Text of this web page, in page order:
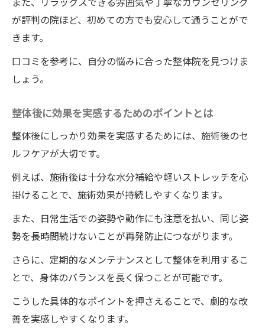
肩甲骨はがしや筋膜リリースの整体院ワイ
ルドボディの効果
消できる理由とは
整体院ワイルドボディの継続で得られる健
康メリットまとめ
整体院ワイルドボディの施術による日常生
活の質向上のコツを伝授
整体の効果を長持ちさせる生活習慣のヒント
整体後の効果を保つためのセルフケア習慣
整体と相性の良いストレッチやエクササイ
ズ
整体の効果を高める日常の姿勢改善ポイン
整体通いを続けるためのモチベーション維
持法
が評判の院ほど、初めての方でも安心して通うことがで
きます。
口コミを参考に、自分の悩みに合った整体院を見つけま
しょう。
整体後に効果を実感するためのポイントとは
整体後にしっかり効果を実感するためには、施術後のセ
ルフケアが大切です。
例えば、施術後は十分な水分補給や軽いストレッチを心
掛けることで、施術効果が持続しやすくなります。
また、日常生活での姿勢や動作にも注意を払い、同じ姿
勢を長時間続けないことが再発防止につながります。
さらに、定期的なメンテナンスとして整体を利用するこ
とで、身体のバランスを長く保つことが可能です。
こうした具体的なポイントを押さえることで、劇的な改
善を実感しやすくなります。